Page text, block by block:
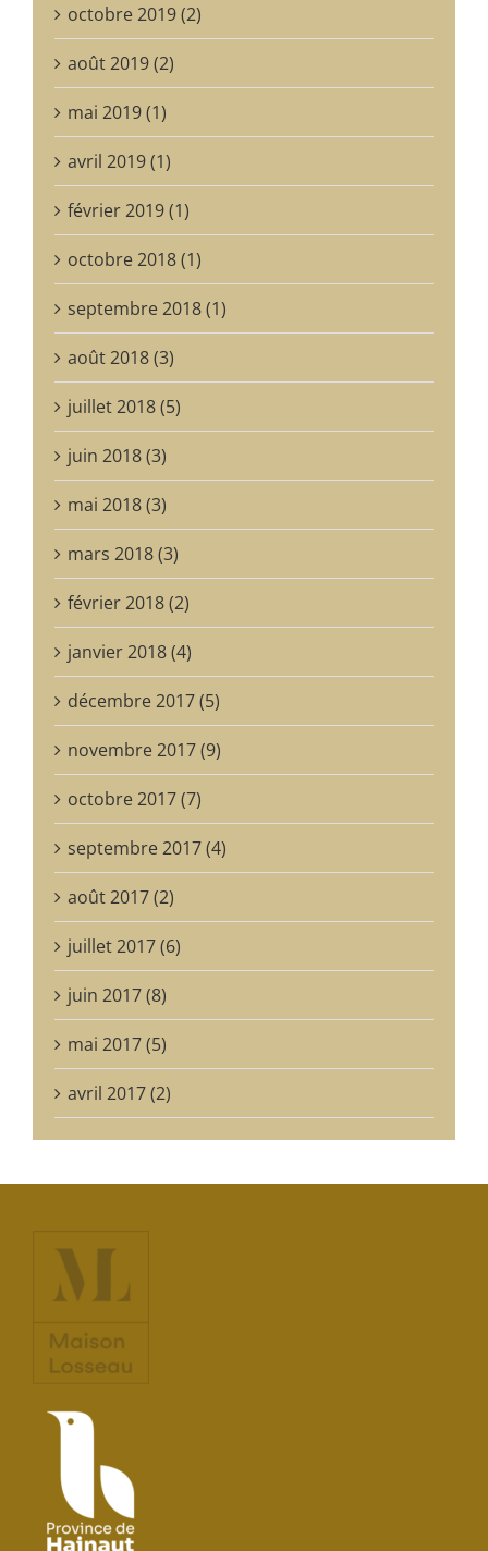
octobre 2019 (2)
août 2019 (2)
mai 2019 (1)
avril 2019 (1)
février 2019 (1)
octobre 2018 (1)
septembre 2018 (1)
août 2018 (3)
juillet 2018 (5)
juin 2018 (3)
mai 2018 (3)
mars 2018 (3)
février 2018 (2)
janvier 2018 (4)
décembre 2017 (5)
novembre 2017 (9)
octobre 2017 (7)
septembre 2017 (4)
août 2017 (2)
juillet 2017 (6)
juin 2017 (8)
mai 2017 (5)
avril 2017 (2)